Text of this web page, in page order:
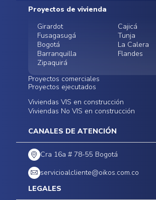
Postventas
Contratación Directa
Noticias
Proyectos de vivienda
Girardot
Cajicá
Fusagasugá
Tunja
Bogotá
La Calera
Barranquilla
Flandes
Zipaquirá
Proyectos comerciales
Funza
Infinitum
Bodegas - ALMAX
Centro
Proyectos ejecutados
Conoce nuestros
proyectos ejecutados
Viviendas VIS en construcción
Viviendas No VIS en construcción
CANALES DE ATENCIÓN
Cra 16a # 78-55 Bogotá
servicioalcliente@oikos.com.co
LEGALES